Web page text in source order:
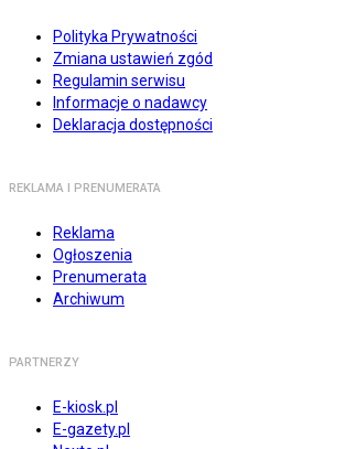
Polityka Prywatności
Zmiana ustawień zgód
Regulamin serwisu
Informacje o nadawcy
Deklaracja dostępności
REKLAMA I PRENUMERATA
Reklama
Ogłoszenia
Prenumerata
Archiwum
PARTNERZY
E-kiosk.pl
E-gazety.pl